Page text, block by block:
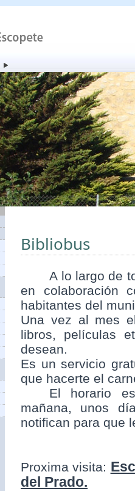
Bibliobus
A lo largo de
en colaboración
habitantes del
Una vez al mes
libros, películas
desean.
Es un servicio
que hacerte el
El horario
mañana, unos
notifican para que
Proxima visita:
del Prado.